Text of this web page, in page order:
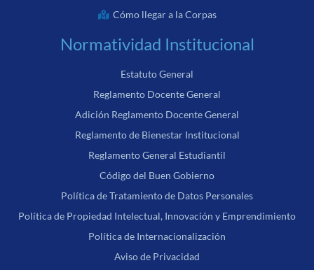
Cómo llegar a la Corpas
Normatividad Institucional
Estatuto General
Reglamento Docente General
Adición Reglamento Docente General
Reglamento de Bienestar Institucional
Reglamento General Estudiantil
Código del Buen Gobierno
Política de Tratamiento de Datos Personales
Política de Propiedad Intelectual, Innovación y Emprendimiento
Política de Internacionalización
Aviso de Privacidad